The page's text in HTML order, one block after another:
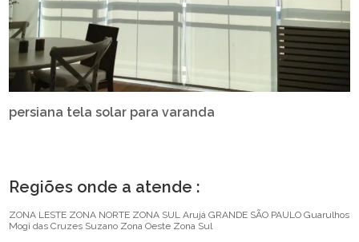
persiana tela solar para varanda
Regiões onde a atende :
ZONA LESTE ZONA NORTE ZONA SUL Arujá GRANDE SÃO PAULO Guarulhos
Mogi das Cruzes Suzano Zona Oeste Zona Sul